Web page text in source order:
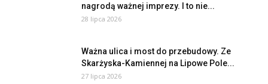
nagrodą ważnej imprezy. I to nie...
28 lipca 2026
Ważna ulica i most do przebudowy. Ze
Skarżyska-Kamiennej na Lipowe Pole...
27 lipca 2026